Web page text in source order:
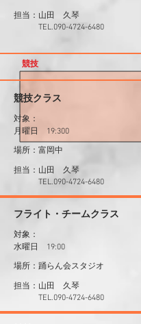
​担当： 山田 久琴
​ TEL.090-4724-6480
競技
競技クラス
対象：
月曜日 19:300
場所：富岡中
​担当： 山田 久琴
​ TEL.090-4724-6480
フライト・チームクラス
対象：
水曜日 19:00
場所：踊らん会スタジオ
​担当： 山田 久琴
​ TEL.090-4724-6480